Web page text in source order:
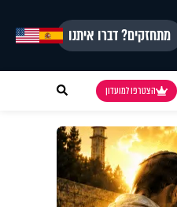
מתחזקים? דברו איתנו
הצטרפו למועדון